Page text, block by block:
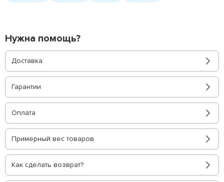
Нужна помощь?
Доставка
Гарантии
Оплата
Примерный вес товаров
Как сделать возврат?